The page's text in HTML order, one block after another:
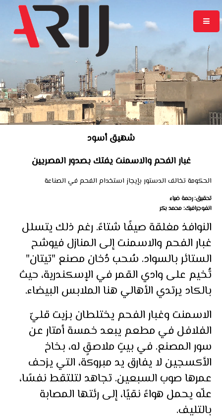
شهيق أسود
غبار الفحم والاسمنت يفتك بصدور المصريين
الحكومة تخالف الدستور بإيجاز استخدام الفحم في الصناعة
تحقيق: رحمة ضياء
انفوجرافيك: محمد بكر
النوافذ مغلقة صيفًا شتاءً. رغم ذلك يتسلل
غبار الفحم والاسمنت إلى المنازل فيوشح
الستائر بالسواد. سُحب دُخان مصنع "تيتان"
تُخيم على وادي القمر في الإسكندرية، حيث
بالكاد يرتدي الأهالي هنا الملابس البيضاء.
الاسمنت وغبار الفحم يختلطان بزيت قليّ
الفلافل في مطعم يبعد خمسة أمتار عن
سور المصنع. في بيتٍ ملاصقٍ له، بخاخ
الأكسجين لا يفارق يد مبروكة، التي يزحف
عمرها صوب السبعين. تجاهد لتلتقط نفسًا،
علّه يحمل هواءً نقيًا، إلى رئتها المصابة
بالتليف.